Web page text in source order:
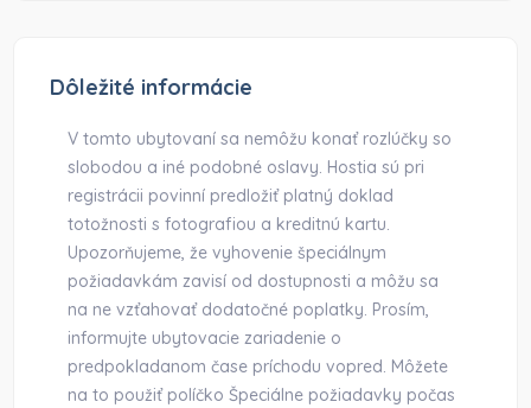
Dôležité informácie
V tomto ubytovaní sa nemôžu konať rozlúčky so
slobodou a iné podobné oslavy. Hostia sú pri
registrácii povinní predložiť platný doklad
totožnosti s fotografiou a kreditnú kartu.
Upozorňujeme, že vyhovenie špeciálnym
požiadavkám zavisí od dostupnosti a môžu sa
na ne vzťahovať dodatočné poplatky. Prosím,
informujte ubytovacie zariadenie o
predpokladanom čase príchodu vopred. Môžete
na to použiť políčko Špeciálne požiadavky počas